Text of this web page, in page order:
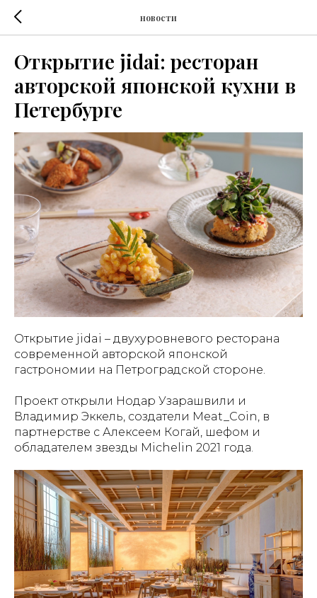
новости
Открытие jidai: ресторан
авторской японской кухни в
Петербурге
Открытие jidai – двухуровневого ресторана
современной авторской японской
гастрономии на Петроградской стороне.
Проект открыли Нодар Узарашвили и
Владимир Эккель, создатели Meat_Coin, в
партнерстве с Алексеем Когай, шефом и
обладателем звезды Michelin 2021 года.